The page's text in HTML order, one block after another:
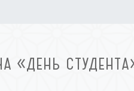
«ДЕНЬ